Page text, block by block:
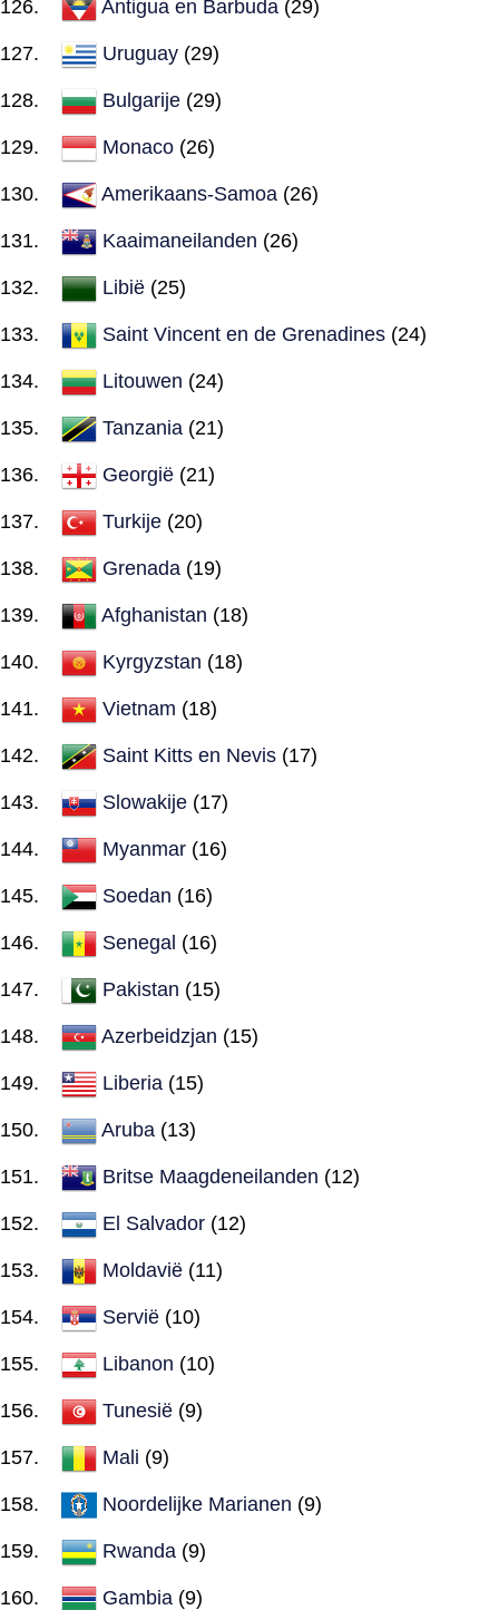
Antigua en Barbuda (29)
Uruguay (29)
Bulgarije (29)
Monaco (26)
Amerikaans-Samoa (26)
Kaaimaneilanden (26)
Libië (25)
Saint Vincent en de Grenadines (24)
Litouwen (24)
Tanzania (21)
Georgië (21)
Turkije (20)
Grenada (19)
Afghanistan (18)
Kyrgyzstan (18)
Vietnam (18)
Saint Kitts en Nevis (17)
Slowakije (17)
Myanmar (16)
Soedan (16)
Senegal (16)
Pakistan (15)
Azerbeidzjan (15)
Liberia (15)
Aruba (13)
Britse Maagdeneilanden (12)
El Salvador (12)
Moldavië (11)
Servië (10)
Libanon (10)
Tunesië (9)
Mali (9)
Noordelijke Marianen (9)
Rwanda (9)
Gambia (9)